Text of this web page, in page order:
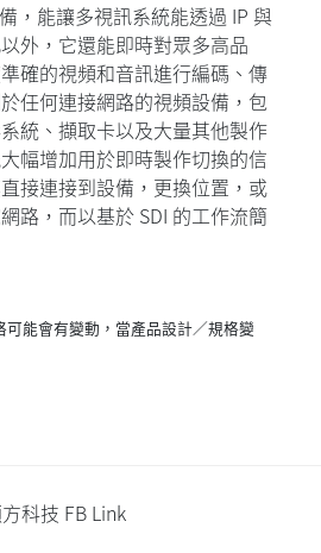
，能讓多視訊系統能透過 IP 與
外，它還能即時對眾多高品
確的視頻和音訊進行編碼、傳
任何連接網路的視頻設備，包
統、擷取卡以及大量其他製作
幅增加用於即時製作切換的信
接連接到設備，更換位置，或
路，而以基於 SDI 的工作流簡
能會有變動，當產品設計／規格變
科技 FB Link